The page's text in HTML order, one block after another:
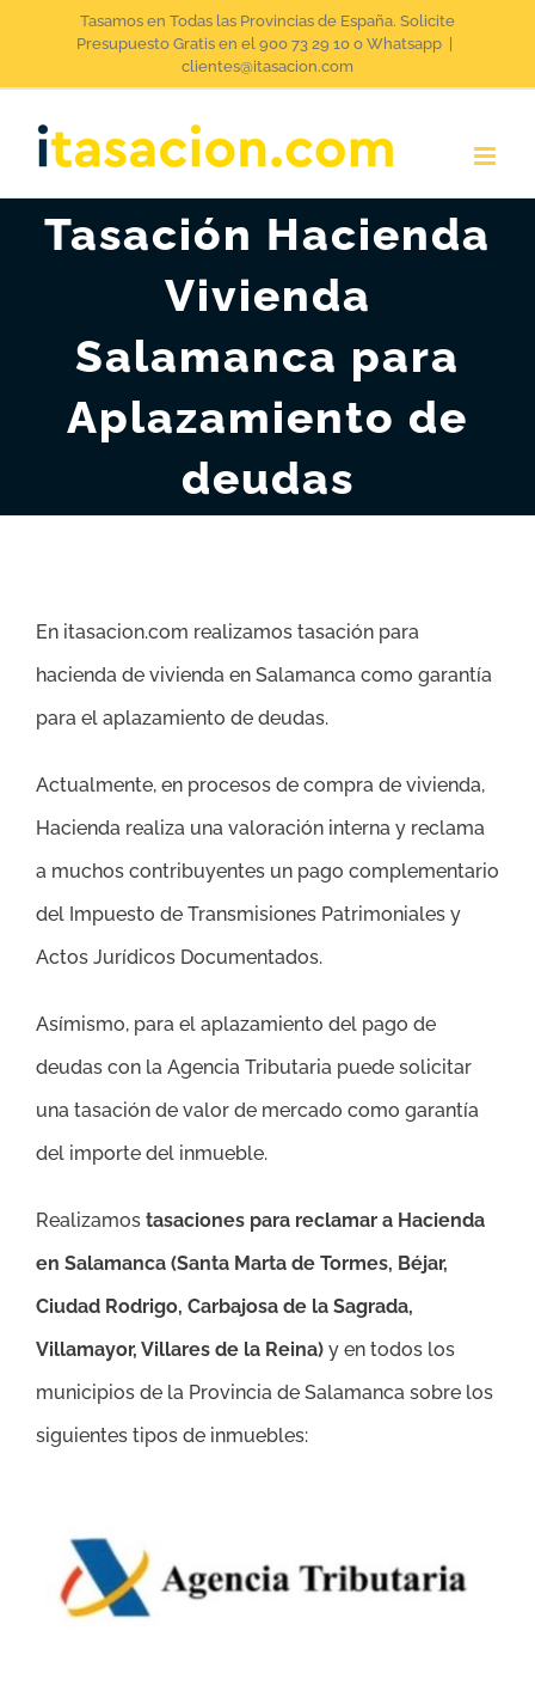
Tasamos en Todas las Provincias de España. Solicite
Presupuesto Gratis en el 900 73 29 10 o Whatsapp
clientes@itasacion.com
Tasación Hacienda
Vivienda
Salamanca para
Aplazamiento de
deudas
En itasacion.com realizamos tasación para
hacienda de vivienda en Salamanca como garantía
para el aplazamiento de deudas.
Actualmente, en procesos de compra de vivienda,
Hacienda realiza una valoración interna y reclama
a muchos contribuyentes un pago complementario
del Impuesto de Transmisiones Patrimoniales y
Actos Jurídicos Documentados.
Asímismo, para el aplazamiento del pago de
deudas con la Agencia Tributaria puede solicitar
una tasación de valor de mercado como garantía
del importe del inmueble.
Realizamos tasaciones para reclamar a Hacienda
en Salamanca (Santa Marta de Tormes, Béjar,
Ciudad Rodrigo, Carbajosa de la Sagrada,
Villamayor, Villares de la Reina) y en todos los
municipios de la Provincia de Salamanca sobre los
siguientes tipos de inmuebles: